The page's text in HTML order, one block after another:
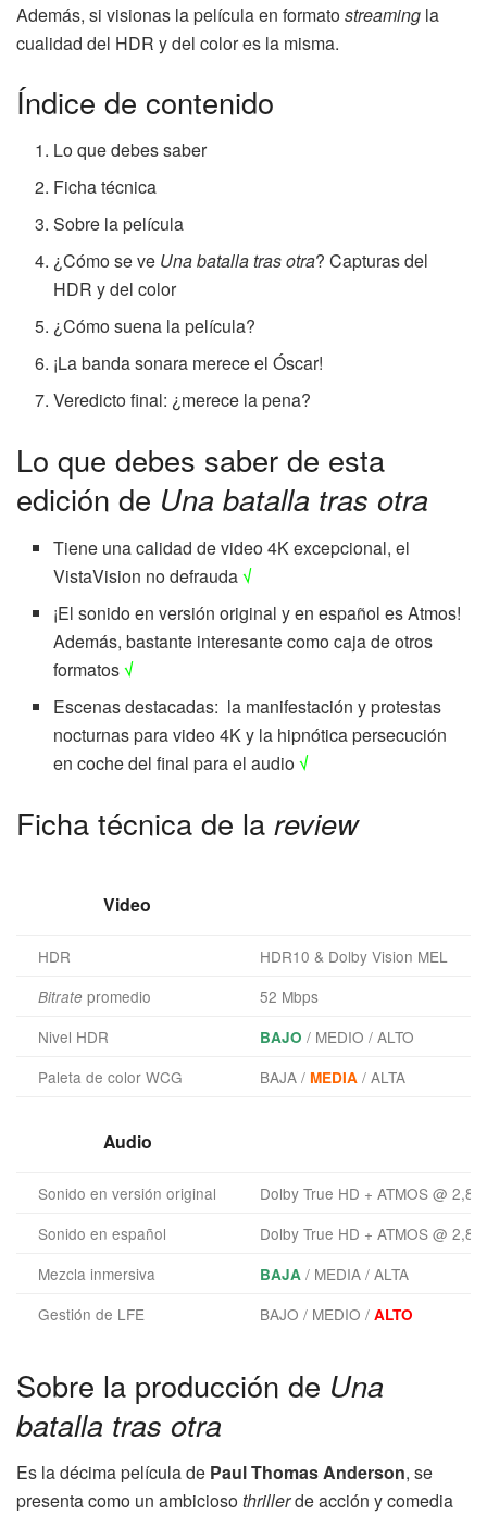
Además, si visionas la película en formatostreaming la
cualidad del HDR y del color es la misma.
Índice de contenido
Lo que debes saber
Ficha técnica
Sobre la película
¿Cómo se ve Una batalla tras otra? Capturas del
HDR y del color
¿Cómo suena la película?
¡La banda sonara merece el Óscar!
Veredicto final: ¿merece la pena?
Lo que debes saber de esta
edición de Una batalla tras otra
Tiene una calidad de video 4K excepcional, el
VistaVision no defrauda√
¡El sonido en versión original y en español es Atmos!
Además, bastante interesante como caja de otros
formatos√
Escenas destacadas: la manifestación y protestas
nocturnas para video 4K y la hipnótica persecución
en coche del final para el audio√
Ficha técnica de la review
Video
HDR HDR10 & Dolby Vision MEL
Bitrate promedio
52 Mbps
Nivel HDR
BAJO / MEDIO / ALTO
Paleta de color WCG
BAJA / MEDIA / ALTA
Audio
Sonido en versión original
Dolby True HD + ATMOS @ 2,8
Sonido en español
Dolby True HD + ATMOS @ 2,8
Mezcla inmersiva
BAJA / MEDIA / ALTA
Gestión de LFE
BAJO / MEDIO / ALTO
Sobre la producción de Una
batalla tras otra
Es la décima película de Paul Thomas Anderson, se
presenta como un ambiciosothrillerde acción y comedia